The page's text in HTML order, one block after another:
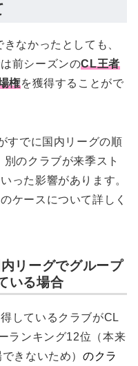
なかったとしても、
前シーズンのCL王者
権を獲得することがで
すでに国内リーグの順
のクラブが来季スト
った影響があります。
ケースについて詳しく
リーグでグループ
いる場合
しているクラブがCL
ランキング12位（本来
きないため）のクラ